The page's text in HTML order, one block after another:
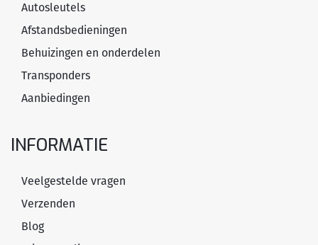
Autosleutels
Afstandsbedieningen
Behuizingen en onderdelen
Transponders
Aanbiedingen
INFORMATIE
Veelgestelde vragen
Verzenden
Blog